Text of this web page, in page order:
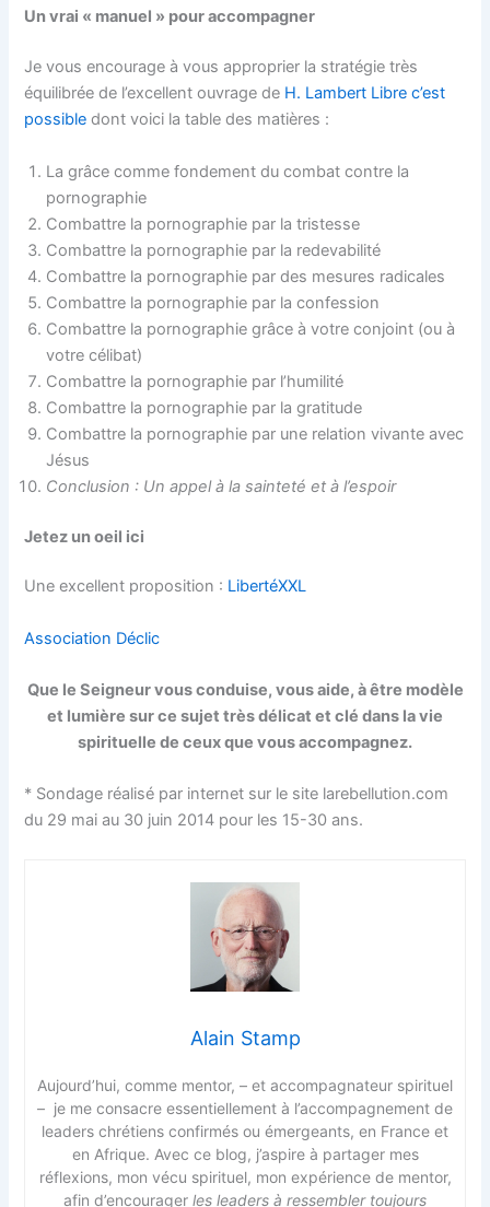
Un vrai « manuel » pour accompagner
Je vous encourage à vous approprier la stratégie très
équilibrée de l’excellent ouvrage de H. Lambert Libre c’est
possibledont voici la table des matières :
La grâce comme fondement du combat contre la
pornographie
Combattre la pornographie par la tristesse
Combattre la pornographie par la redevabilité
Combattre la pornographie par des mesures radicales
Combattre la pornographie par la confession
Combattre la pornographie grâce à votre conjoint (ou à
votre célibat)
Combattre la pornographie par l’humilité
Combattre la pornographie par la gratitude
Combattre la pornographie par une relation vivante avec
Jésus
Conclusion : Un appel à la sainteté et à l’espoir
Jetez un oeil ici
Une excellent proposition : LibertéXXL
Association Déclic
Que le Seigneur vous conduise, vous aide, à être modèle
et lumière sur ce sujet très délicat et clé dans la vie
spirituelle de ceux que vous accompagnez.
* Sondage réalisé par internet sur le site larebellution.com
du 29 mai au 30 juin 2014 pour les 15-30 ans.
Alain Stamp
Aujourd’hui, comme mentor, – et accompagnateur spirituel
– je me consacre essentiellement à l’accompagnement de
leaders chrétiens confirmés ou émergeants, en France et
en Afrique. Avec ce blog, j’aspire à partager mes
réflexions, mon vécu spirituel, mon expérience de mentor,
afin d’encourager les leaders à ressembler toujours